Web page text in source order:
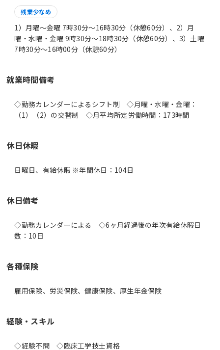
残業少なめ
1）月曜～金曜 7時30分〜16時30分（休憩60分）、2）月
曜・水曜・金曜 9時30分〜18時30分（休憩60分）、3）土曜
7時30分〜16時00分（休憩60分）
就業時間備考
◇勤務カレンダーによるシフト制 ◇月曜・水曜・金曜：
休日休暇
日曜日、有給休暇 ※年間休日：104日
休日備考
◇勤務カレンダーによる ◇6ヶ月経過後の年次有給休暇日
数：10日
各種保険
雇用保険、労災保険、健康保険、厚生年金保険
経験・スキル
◇経験不問 ◇臨床工学技士資格